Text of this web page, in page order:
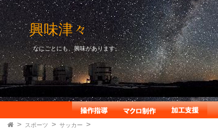
興味津々
なにごとにも、興味があります。
スポーツ サッカー